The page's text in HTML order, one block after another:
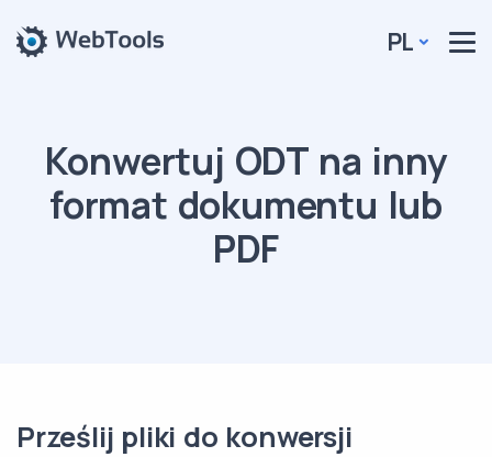
PL
Konwertuj ODT na inny
format dokumentu lub
PDF
Prześlij pliki do konwersji